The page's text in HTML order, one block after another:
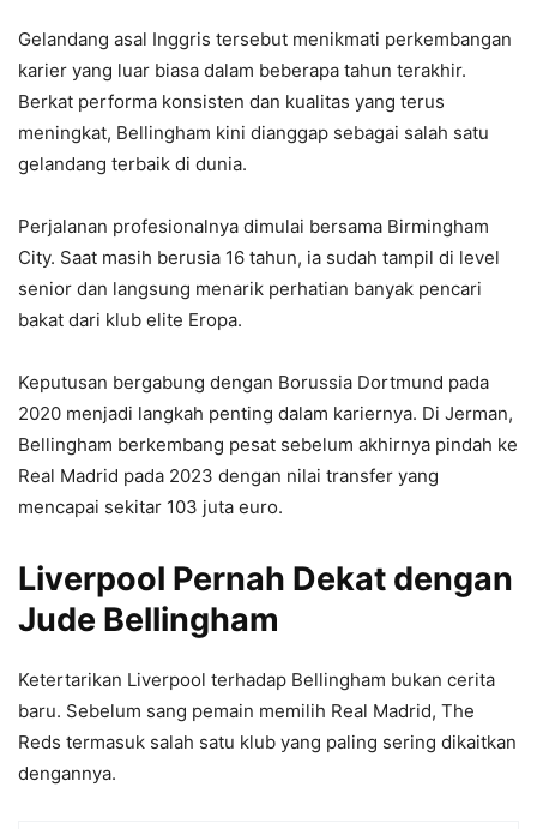
Gelandang asal Inggris tersebut menikmati perkembangan
karier yang luar biasa dalam beberapa tahun terakhir.
Berkat performa konsisten dan kualitas yang terus
meningkat, Bellingham kini dianggap sebagai salah satu
gelandang terbaik di dunia.
Perjalanan profesionalnya dimulai bersama Birmingham
City. Saat masih berusia 16 tahun, ia sudah tampil di level
senior dan langsung menarik perhatian banyak pencari
bakat dari klub elite Eropa.
Keputusan bergabung dengan Borussia Dortmund pada
2020 menjadi langkah penting dalam kariernya. Di Jerman,
Bellingham berkembang pesat sebelum akhirnya pindah ke
Real Madrid pada 2023 dengan nilai transfer yang
mencapai sekitar 103 juta euro.
Liverpool Pernah Dekat dengan
Jude Bellingham
Ketertarikan Liverpool terhadap Bellingham bukan cerita
baru. Sebelum sang pemain memilih Real Madrid, The
Reds termasuk salah satu klub yang paling sering dikaitkan
dengannya.